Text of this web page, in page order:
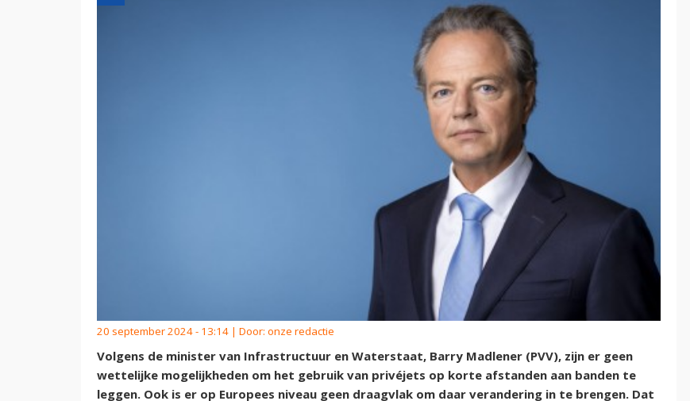
20 september 2024 - 13:14 | Door: onze redactie
Volgens de minister van Infrastructuur en Waterstaat, Barry Madlener (PVV), zijn er geen
wettelijke mogelijkheden om het gebruik van privéjets op korte afstanden aan banden te
leggen. Ook is er op Europees niveau geen draagvlak om daar verandering in te brengen. Dat